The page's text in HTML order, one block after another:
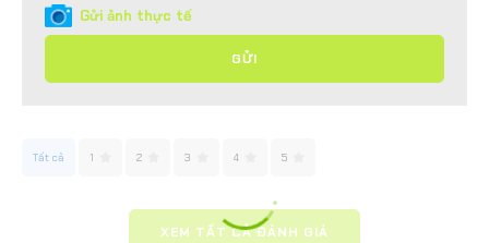
Gửi ảnh thực tế
GỬI
Tất cả 1 2 3 4 5
XEM TẤT CẢ ĐÁNH GIÁ